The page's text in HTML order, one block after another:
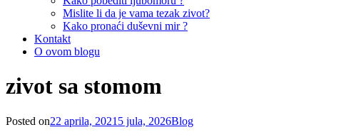
Mislite li da je vama tezak zivot?
Kako pronaći duševni mir ?
Kontakt
O ovom blogu
Oznaka
:
zivot sa stomom
Posted on22 aprila, 2021 5 jula, 2026Blog